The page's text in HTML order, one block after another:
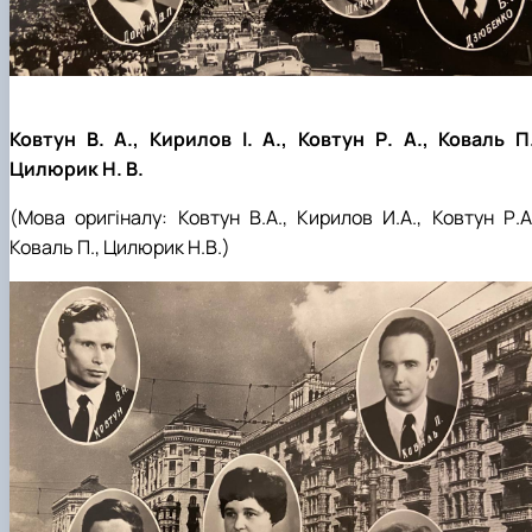
Ковтун В. А., Кирилов І. А., Ковтун Р. А., Коваль
Цилюрик Н. В.
(Мова оригіналу: Ковтун В.А., Кирилов И.А., Ковтун
Коваль П., Цилюрик Н.В.)